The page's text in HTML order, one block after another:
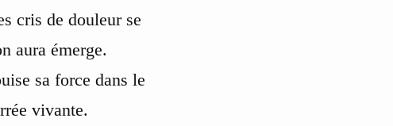
cris de douleur se
aura émerge.
sa force dans le
vivante.